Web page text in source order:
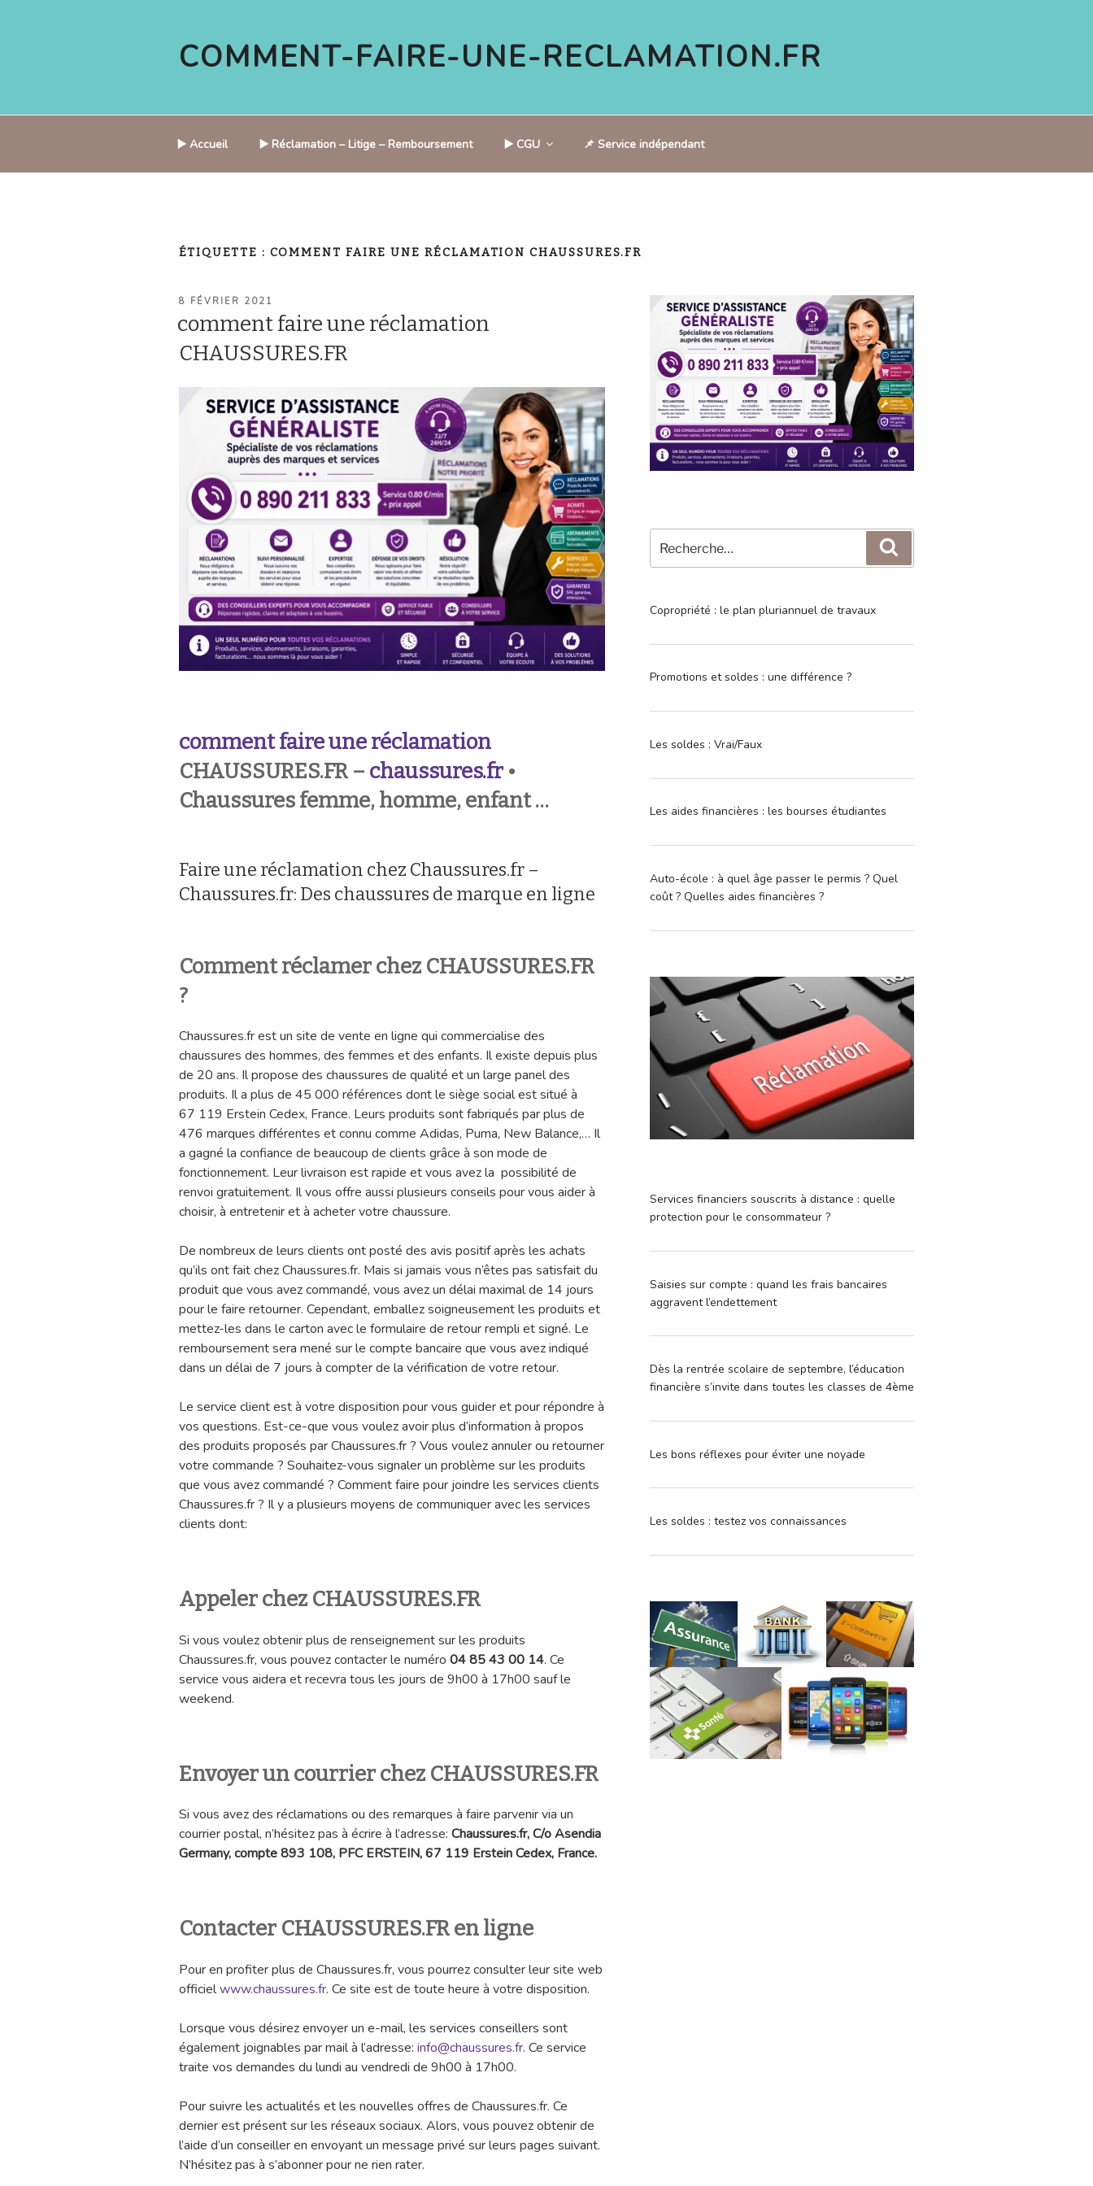
COMMENT-FAIRE-UNE-RECLAMATION.FR
▶️ Accueil ▶️ Réclamation – Litige – Remboursement ▶️ CGU 📌 Service indépendant
ÉTIQUETTE : COMMENT FAIRE UNE RÉCLAMATION CHAUSSURES.FR
PUBLIÉ
8 FÉVRIER 2021
comment faire une réclamation
CHAUSSURES.FR
comment faire une réclamation
CHAUSSURES.FR – chaussures.fr •
Chaussures femme, homme, enfant …
Faire une réclamation chez Chaussures.fr –
Chaussures.fr: Des chaussures de marque en ligne
Comment réclamer chez CHAUSSURES.FR
?
Chaussures.fr est un site de vente en ligne qui commercialise des
chaussures des hommes, des femmes et des enfants. Il existe depuis plus
de 20 ans. Il propose des chaussures de qualité et un large panel des
produits. Il a plus de 45 000 références dont le siège social est situé à
67 119 Erstein Cedex, France. Leurs produits sont fabriqués par plus de
476 marques différentes et connu comme Adidas, Puma, New Balance,… Il
a gagné la confiance de beaucoup de clients grâce à son mode de
fonctionnement. Leur livraison est rapide et vous avez la possibilité de
renvoi gratuitement. Il vous offre aussi plusieurs conseils pour vous aider à
choisir, à entretenir et à acheter votre chaussure.
De nombreux de leurs clients ont posté des avis positif après les achats
qu’ils ont fait chez Chaussures.fr. Mais si jamais vous n’êtes pas satisfait du
produit que vous avez commandé, vous avez un délai maximal de 14 jours
pour le faire retourner. Cependant, emballez soigneusement les produits et
mettez-les dans le carton avec le formulaire de retour rempli et signé. Le
remboursement sera mené sur le compte bancaire que vous avez indiqué
dans un délai de 7 jours à compter de la vérification de votre retour.
Le service client est à votre disposition pour vous guider et pour répondre à
vos questions. Est-ce-que vous voulez avoir plus d’information à propos
des produits proposés par Chaussures.fr ? Vous voulez annuler ou retourner
votre commande ? Souhaitez-vous signaler un problème sur les produits
que vous avez commandé ? Comment faire pour joindre les services clients
Chaussures.fr ? Il y a plusieurs moyens de communiquer avec les services
clients dont:
Appeler chez CHAUSSURES.FR
Si vous voulez obtenir plus de renseignement sur les produits
Chaussures.fr, vous pouvez contacter le numéro 04 85 43 00 14. Ce
service vous aidera et recevra tous les jours de 9h00 à 17h00 sauf le
weekend.
Envoyer un courrier chez CHAUSSURES.FR
Si vous avez des réclamations ou des remarques à faire parvenir via un
courrier postal, n’hésitez pas à écrire à l’adresse: Chaussures.fr, C/o Asendia
Germany, compte 893 108, PFC ERSTEIN, 67 119 Erstein Cedex, France.
Contacter CHAUSSURES.FR en ligne
Pour en profiter plus de Chaussures.fr, vous pourrez consulter leur site web
officielwww.chaussures.fr. Ce site est de toute heure à votre disposition.
Lorsque vous désirez envoyer un e-mail, les services conseillers sont
également joignables par mail à l’adresse: info@chaussures.fr. Ce service
traite vos demandes du lundi au vendredi de 9h00 à 17h00.
Pour suivre les actualités et les nouvelles offres de Chaussures.fr. Ce
dernier est présent sur les réseaux sociaux. Alors, vous pouvez obtenir de
l’aide d’un conseiller en envoyant un message privé sur leurs pages suivant.
N’hésitez pas à s’abonner pour ne rien rater.
pour
:
Copropriété : le plan pluriannuel de travaux
Promotions et soldes : une différence ?
Les soldes : Vrai/Faux
Les aides financières : les bourses étudiantes
Auto-école : à quel âge passer le permis ? Quel
coût ? Quelles aides financières ?
Services financiers souscrits à distance : quelle
protection pour le consommateur ?
Saisies sur compte : quand les frais bancaires
aggravent l’endettement
Dès la rentrée scolaire de septembre, l’éducation
financière s’invite dans toutes les classes de 4ème
Les bons réflexes pour éviter une noyade
Les soldes : testez vos connaissances